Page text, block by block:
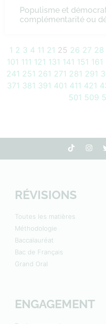
Populisme et
complémentarité ou
1 2 3 4 11 21 25 26 27 28
101 111 121 131 141 151 161
241 251 261 271 281 291
371 381 391 401 411 421
501 509
RÉVISIONS
Toutes les matières
Méthodologie
Baccalauréat
Bac de Français
Grand Oral
ENGAGEMENT